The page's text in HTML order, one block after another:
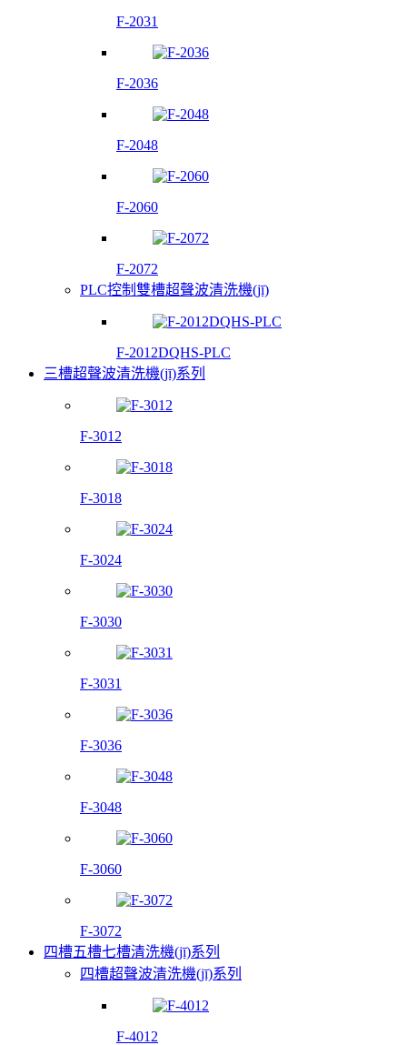
F-2031
F-2036
F-2048
F-2060
F-2072
PLC控制雙槽超聲波清洗機(jī)
F-2012DQHS-PLC
三槽超聲波清洗機(jī)系列
F-3012
F-3018
F-3024
F-3030
F-3031
F-3036
F-3048
F-3060
F-3072
四槽五槽七槽清洗機(jī)系列
四槽超聲波清洗機(jī)系列
F-4012